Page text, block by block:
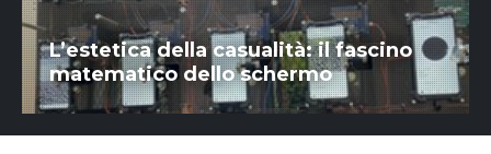
L’estetica della casualità: il fascino
matematico dello schermo